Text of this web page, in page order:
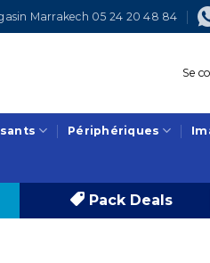
Marrakech 05 24 20 48 84
Se
Périphériques
Pack Deals